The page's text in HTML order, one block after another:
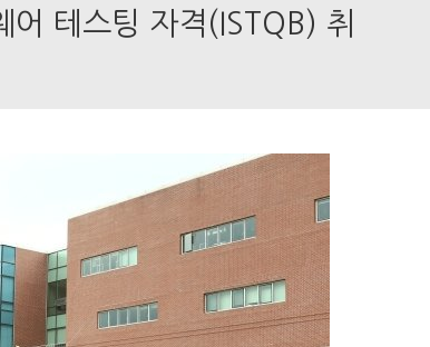
어 테스팅 자격(ISTQB) 취